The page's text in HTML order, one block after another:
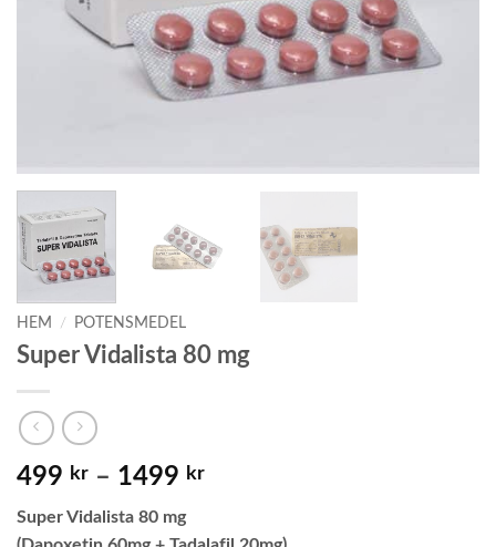
HEM / POTENSMEDEL
Super Vidalista 80 mg
499 kr – 1499 krPrisintervall:
Super Vidalista 80 mg